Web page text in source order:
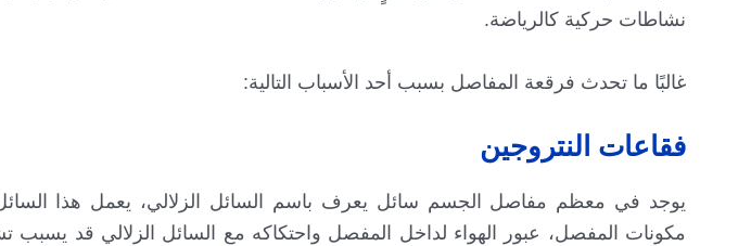
نشاطات حركية كالرياضة.
غالبًا ما تحدث فرقعة المفاصل بسبب أحد الأسباب التالية:
فقاعات النتروجين
يوجد في معظم مفاصل الجسم سائل يعرف باسم السائل الزلالي، يعمل هذا
مكونات المفصل، عبور الهواء لداخل المفصل واحتكاكه مع السائل الزلالي قد